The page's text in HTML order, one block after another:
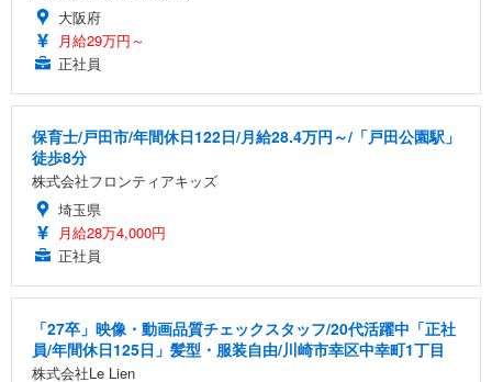
大阪府
月給29万円～
正社員
保育士/戸田市/年間休日122日/月給28.4万円～/「戸田公園駅」
徒歩8分
株式会社フロンティアキッズ
埼玉県
月給28万4,000円
正社員
「27卒」映像・動画品質チェックスタッフ/20代活躍中「正社
員/年間休日125日」髪型・服装自由/川崎市幸区中幸町1丁目
株式会社Le Lien